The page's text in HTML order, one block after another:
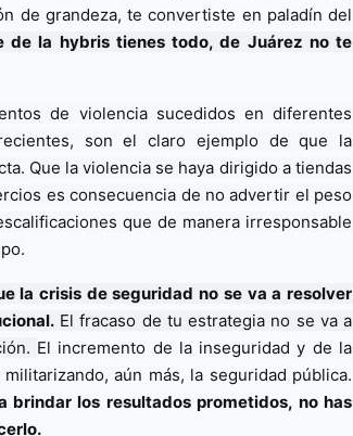
de grandeza, te convertiste en paladín del
de la hybris tienes todo, de Juárez no te
de violencia sucedidos en diferentes
son el claro ejemplo de que la
Que la violencia se haya dirigido a tiendas
es consecuencia de no advertir el peso
que de manera irresponsable
la crisis de seguridad no se va a resolver
El fracaso de tu estrategia no se va a
El incremento de la inseguridad y de la
brindar los resultados prometidos, no has